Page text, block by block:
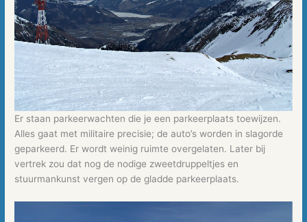
Er staan parkeerwachten die je een parkeerplaats toewijzen.
Alles gaat met militaire precisie; de auto’s worden in slagorde
geparkeerd. Er wordt weinig ruimte overgelaten. Later bij
vertrek zou dat nog de nodige zweetdruppeltjes en
stuurmankunst vergen op de gladde parkeerplaats.